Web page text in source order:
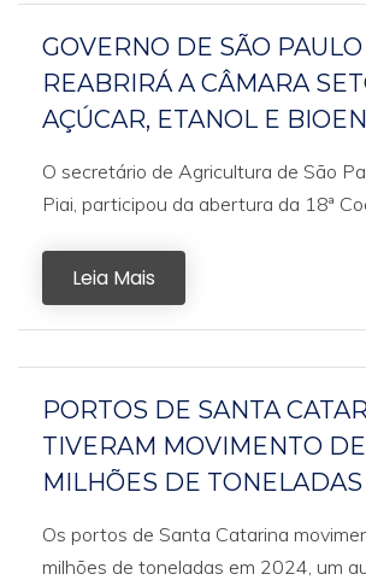
GOVERNO DE SÃO PAULO
REABRIRÁ A CÂMARA
AÇÚCAR, ETANOL E
O secretário de Agricultura de São
Piai, participou da abertura da 18ª
Leia Mais
PORTOS DE SANTA
TIVERAM MOVIMENTO
MILHÕES DE
Os portos de Santa Catarina
milhões de toneladas em 2024, um